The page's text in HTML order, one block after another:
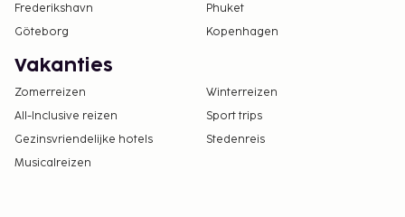
Frederikshavn
Phuket
Göteborg
Kopenhagen
Vakanties
Zomerreizen
Winterreizen
All-Inclusive reizen
Sport trips
Gezinsvriendelijke hotels
Stedenreis
Musicalreizen